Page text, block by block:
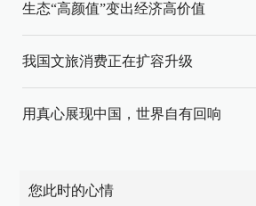
生态“高颜值”变出经济高价值
我国文旅消费正在扩容升级
用真心展现中国，世界自有回响
您此时的心情